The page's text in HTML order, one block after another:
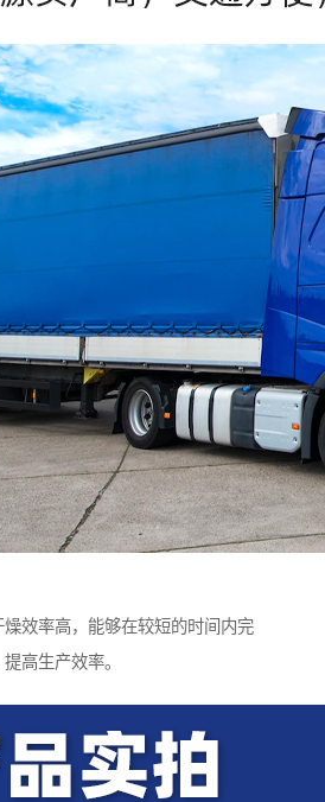
效率高，能够在较短的时间内完
高生产效率。